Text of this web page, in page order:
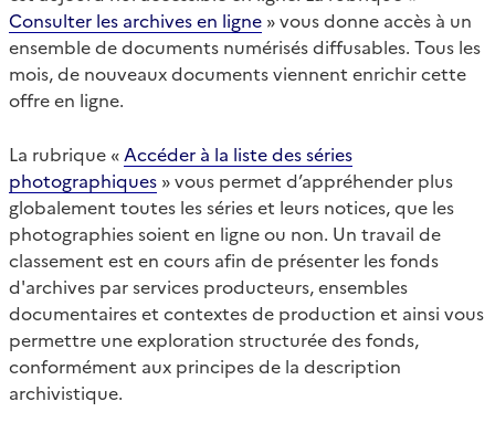
Consulter les archives en ligne » vous donne accès à un
ensemble de documents numérisés diffusables. Tous les
mois, de nouveaux documents viennent enrichir cette
offre en ligne.
La rubrique « Accéder à la liste des séries
photographiques » vous permet d’appréhender plus
globalement toutes les séries et leurs notices, que les
photographies soient en ligne ou non. Un travail de
classement est en cours afin de présenter les fonds
d'archives par services producteurs, ensembles
documentaires et contextes de production et ainsi vous
permettre une exploration structurée des fonds,
conformément aux principes de la description
archivistique.